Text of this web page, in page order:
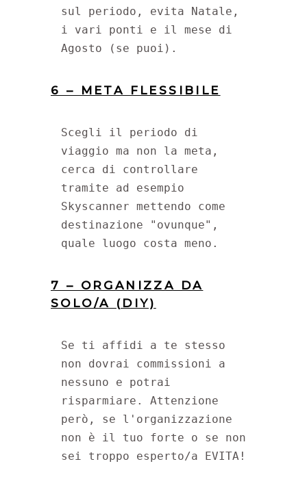
sul periodo, evita Natale,
i vari ponti e il mese di
Agosto (se puoi).
6 – META FLESSIBILE
Scegli il periodo di
viaggio ma non la meta,
cerca di controllare
tramite ad esempio
Skyscanner mettendo come
destinazione "ovunque",
quale luogo costa meno.
7 – ORGANIZZA DA
SOLO/A (DIY)
Se ti affidi a te stesso
non dovrai commissioni a
nessuno e potrai
risparmiare. Attenzione
però, se l'organizzazione
non è il tuo forte o se non
sei troppo esperto/a EVITA!